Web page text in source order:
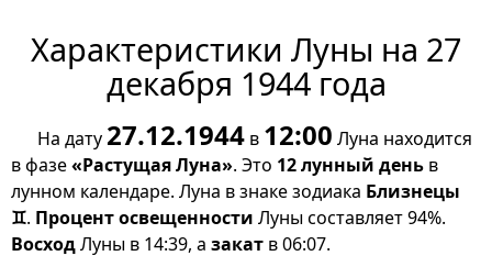
Характеристики Луны на 27
декабря 1944 года
На дату 27.12.1944 в 12:00 Луна находится
в фазе«Растущая Луна». Это 12 лунный день в
лунном календаре. Луна в знаке зодиака Близнецы
♊. Процент освещенности Луны составляет 94%.
ВосходЛуны в 14:39, а закат в 06:07.